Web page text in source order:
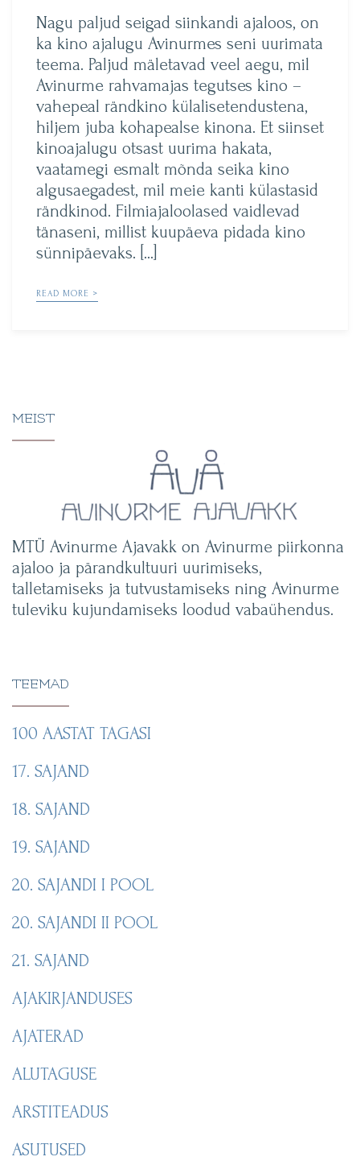
Nagu paljud seigad siinkandi ajaloos, on
ka kino ajalugu Avinurmes seni uurimata
teema. Paljud mäletavad veel aegu, mil
Avinurme rahvamajas tegutses kino –
vahepeal rändkino külalisetendustena,
hiljem juba kohapealse kinona. Et siinset
kinoajalugu otsast uurima hakata,
vaatamegi esmalt mõnda seika kino
algusaegadest, mil meie kanti külastasid
rändkinod. Filmiajaloolased vaidlevad
tänaseni, millist kuupäeva pidada kino
sünnipäevaks. […]
READ MORE >
MEIST
MTÜ Avinurme Ajavakk on Avinurme piirkonna
ajaloo ja pärandkultuuri uurimiseks,
talletamiseks ja tutvustamiseks ning Avinurme
tuleviku kujundamiseks loodud vabaühendus.
TEEMAD
100 AASTAT TAGASI
17. SAJAND
18. SAJAND
19. SAJAND
20. SAJANDI I POOL
20. SAJANDI II POOL
21. SAJAND
AJAKIRJANDUSES
AJATERAD
ALUTAGUSE
ARSTITEADUS
ASUTUSED